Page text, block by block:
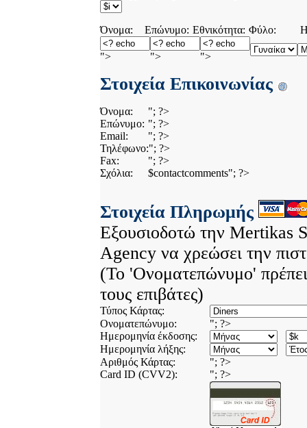
Όνομα: Επώνυμο: Εθνικότητα: Φύλο:
"> "> ">
Στοιχεία Επικοινωνίας
Όνομα:
"; ?>
Επώνυμο: "; ?>
Email:
"; ?>
Τηλέφωνο:"; ?>
Fax:
"; ?>
Σχόλια:
$contactcomments"; ?>
Στοιχεία Πληρωμής
Εξουσιοδοτώ την Mertikas
Agency να χρεώσει την
(Το 'Ονοματεπώνυμο'
τους επιβάτες)
Τύπος Κάρτας:
Ονοματεπώνυμο:
"; ?>
Ημερομηνία έκδοσης:
Ημερομηνία λήξης:
Αριθμός Κάρτας:
"; ?>
Card ID (CVV2):
"; ?>